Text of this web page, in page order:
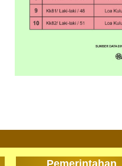
Pemerintahan